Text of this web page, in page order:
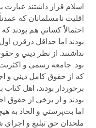
اسلام قرار داشتند عبارت
اقليت نامسلمانان كه
احتمالاً كساني هم بودند
بودند اما حداقل درقرن اول
نداشتند. از نظر ديني و
بود. جامعه رسمي و
كه از حقوق كامل ديني و
برخوردار بودند، اهل
بودند و از برخي از حقوق
اما بت‌پرستي و الحاد به
ملحدان حق تبليغ و اجراي